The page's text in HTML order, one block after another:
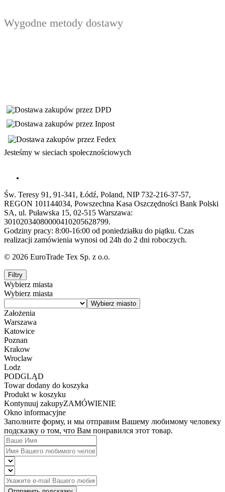
Wygodne metody dostawy
Jesteśmy w sieciach społecznościowych
Św. Teresy 91, 91-341, Łódź, Poland, NIP 732-216-37-57,
REGON 101144034, Powszechna Kasa Oszczędności Bank Polski
SA, ul. Puławska 15, 02-515 Warszawa:
30102034080000410205628799.
Godziny pracy: 8:00-16:00 od poniedziałku do piątku. Czas
realizacji zamówienia wynosi od 24h do 2 dni roboczych.
© 2026 EuroTrade Tex Sp. z o.o.
Filtry
Wybierz miasta
Wybierz miasta
Założenia
Warszawa
Katowice
Poznan
Krakow
Wroclaw
Lodz
PODGLĄD
Towar dodany do koszyka
Produkt w koszyku
Kontynuuj zakupyZAMÓWIENIE
Okno informacyjne
Заполните форму, и мы отправим Вашему любимому человеку
подсказку о том, что Вам понравился этот товар.